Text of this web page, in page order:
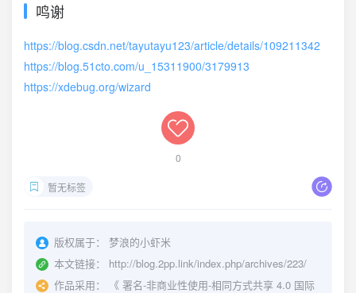
鸣谢
https://blog.csdn.net/tayutayu123/article/details/109211342
https://blog.51cto.com/u_15311900/3179913
https://xdebug.org/wizard
0
暂无标签
版权属于：
梦浪的小虾米
本文链接：
http://blog.2pp.link/index.php/archives/223/
作品采用：
《 署名-非商业性使用-相同方式共享 4.0 国际